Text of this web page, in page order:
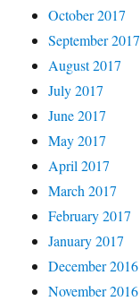
October 2017
September 2017
August 2017
July 2017
June 2017
May 2017
April 2017
March 2017
February 2017
January 2017
December 2016
November 2016